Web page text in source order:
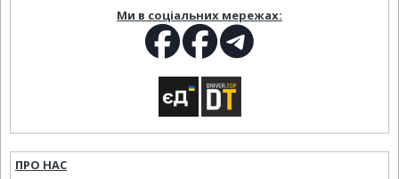
Ми в соціальних мережах:
ПРО НАС